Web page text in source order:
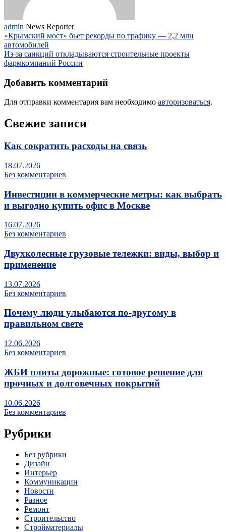
admin News Reporter
«Крымский мост» бьет рекорды по трафику — 2,2 млн
автомобилей
Из-за санкций откладываются строительные проекты
фармкомпаний России
Добавить комментарий
Для отправки комментария вам необходимо авторизоваться.
Свежие записи
Как сократить расходы на связь
18.07.2026
Без комментариев
Инвестиции в коммерческие метры: как выбрать
и выгодно купить офис в Москве
16.07.2026
Без комментариев
Двухколесные грузовые тележки: виды, выбор и
применение
13.07.2026
Без комментариев
Почему люди улыбаются по‑другому в
правильном свете
12.06.2026
Без комментариев
ЖБИ плиты дорожные: готовое решение для
прочных и долговечных покрытий
10.06.2026
Без комментариев
Рубрики
Без рубрики
Дизайн
Интерьер
Коммуникации
Новости
Разное
Ремонт
Строительство
Стройматериалы